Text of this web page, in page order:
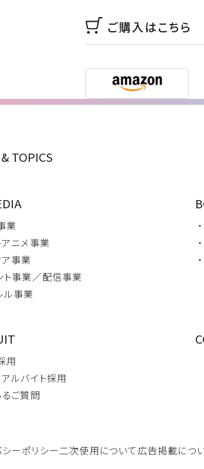
ご購入はこちら
TOPICS
業
アニメ事業
ア事業
ト事業／配信事業
ル事業
用
アルバイト採用
るご質問
ーポリシー二次使用について 広告掲載につ